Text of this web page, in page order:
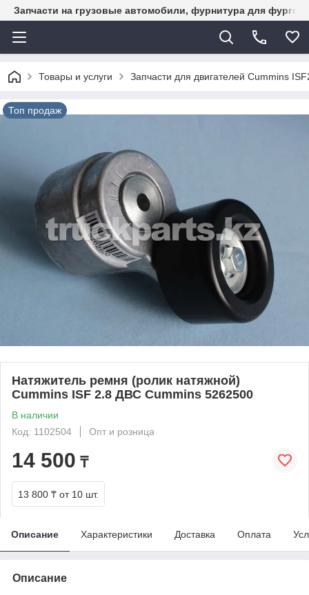
Запчасти на грузовые автомобили, фурнитура для
Товары и услуги Запчасти для двигателей Cummins
Топ продаж
Натяжитель ремня (ролик натяжной)
Cummins ISF 2.8 ДВС Cummins 5262500
В наличии
Код: 1102504
Опт и розница
14 500 ₸
13 800 ₸ от 10 шт.
Описание Характеристики Доставка Оплата
Описание